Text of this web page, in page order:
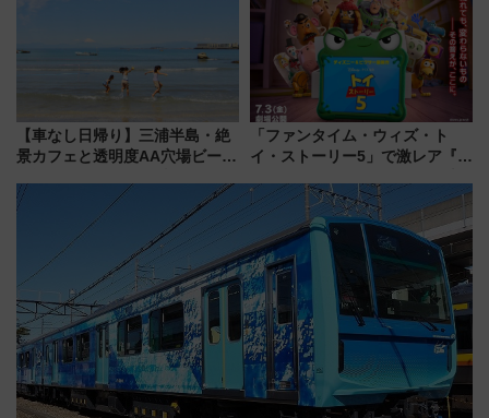
検や特急ラビューも
【車なし日帰り】三浦半島・絶
景カフェと透明度AA穴場ビーチ
用してストレスフリー旅へ行こ
「ファンタイム・ウィズ・ト
イ・ストーリー5」で激レア『ロ
デコレーションも徹底解説